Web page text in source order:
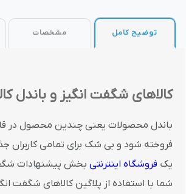
توضیح کامل مشخصات
کالاهای شگفت انگیز و باندل
باندل محصولات یعنی چندین محصول در
فروخته شود و بی شک برای تمامی
یک فروشگاه اینترنتی بخش پیشنهادات
شما با استفاده از پلاگین کالاهای شگفت